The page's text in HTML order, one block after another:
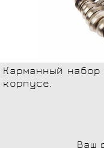
Карманный набор
корпусе.